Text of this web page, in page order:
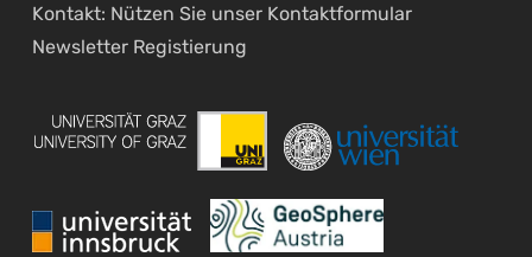
Kontakt: Nützen Sie unser Kontaktformular
Newsletter Registierung